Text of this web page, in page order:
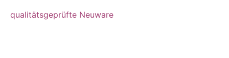
qualitätsgeprüfte Neuware